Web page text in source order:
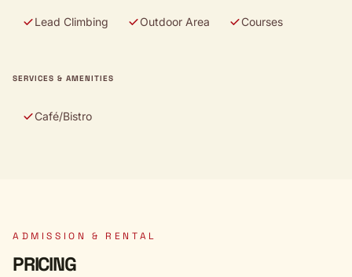
Lead Climbing Outdoor Area Courses
SERVICES & AMENITIES
Café/Bistro
ADMISSION & RENTAL
PRICING